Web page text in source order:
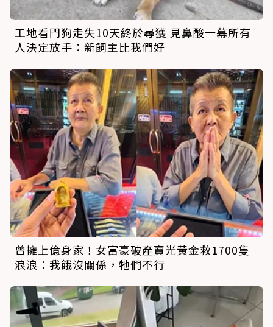
工地看門狗走失10天終於尋獲 見鼻酸一幕所有
人決定放手：新飼主比我們好
曾擁上億身家！女富豪破產賣光黃金救1700隻
浪浪：我餓沒關係，牠們不行